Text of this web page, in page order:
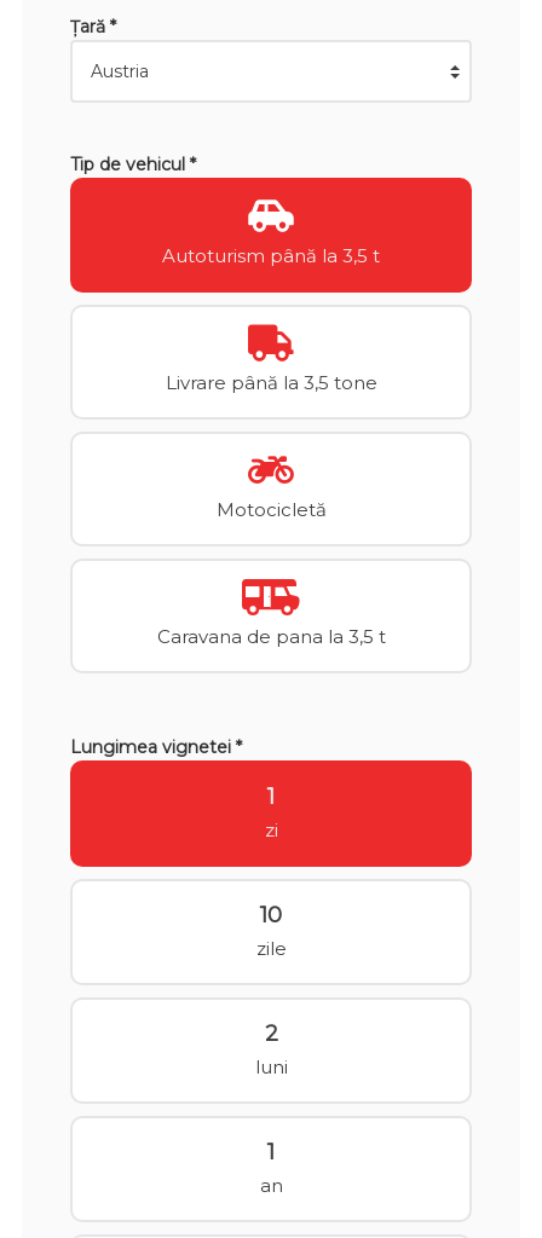
Țară *
Tip de vehicul *
Autoturism până la 3,5 t
Livrare până la 3,5 tone
Motocicletă
Caravana de pana la 3,5 t
Lungimea vignetei *
1
zi
10
zile
2
luni
1
an